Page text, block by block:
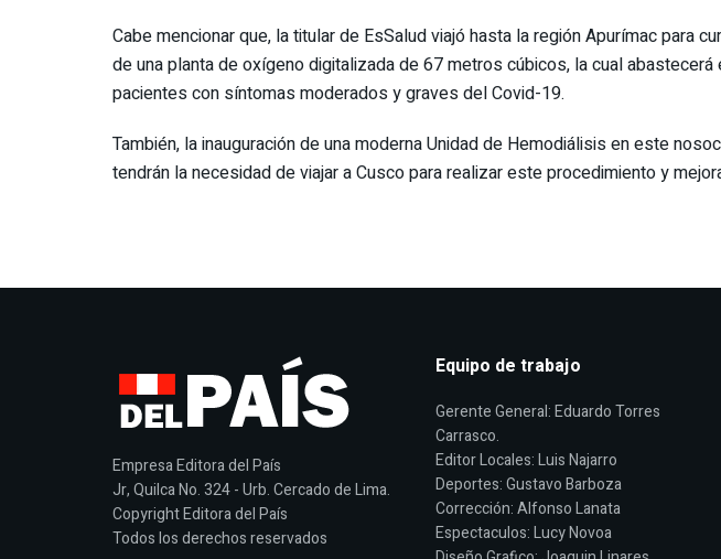
Cabe mencionar que, la titular de EsSalud viajó hasta la región Apurímac para
de una planta de oxígeno digitalizada de 67 metros cúbicos, la cual
pacientes con síntomas moderados y graves del Covid-19.
También, la inauguración de una moderna Unidad de Hemodiálisis en este
tendrán la necesidad de viajar a Cusco para realizar este procedimiento y
Empresa Editora del País
Jr, Quilca No. 324 - Urb. Cercado de Lima.
Copyright Editora del País
Todos los derechos reservados
Equipo de trabajo
Gerente General: Eduardo Torres
Carrasco.
Editor Locales: Luis Najarro
Deportes: Gustavo Barboza
Corrección: Alfonso Lanata
Espectaculos: Lucy Novoa